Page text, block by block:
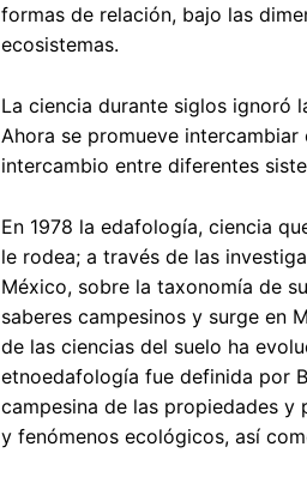
formas de relación, bajo las
ecosistemas.
La ciencia durante siglos ignoró
Ahora se promueve
intercambio entre diferentes
En 1978 la edafología, ciencia
le rodea; a través de las
México, sobre la taxonomía de
saberes campesinos y surge en
de las ciencias del suelo ha
etnoedafología fue definida por
campesina de las propiedades
y fenómenos ecológicos, así